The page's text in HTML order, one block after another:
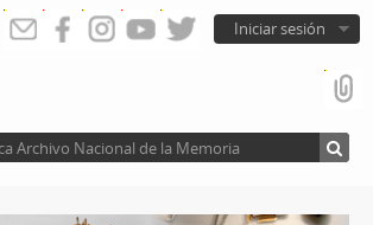
Iniciar sesión